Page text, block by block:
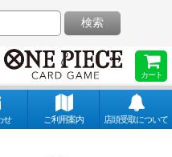
カート
検索
せ ご利用案内 店頭受取について